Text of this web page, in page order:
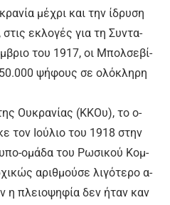
μέ­χρι και την ί­δρυ­ση
ε­κλο­γές για τη Συ­ντα­
του 1917, οι Μπολ­σε­βί­
ψή­φους σε ο­λό­κλη­ρη
Ου­κρα­νί­ας (ΚΚΟυ), το ο­
τον Ιού­λιο του 1918 στην
ο­μά­δα του Ρω­σι­κού Κομ­
α­ριθ­μού­σε λι­γό­τε­ρο α­
η πλειο­ψη­φί­α δεν ή­ταν καν